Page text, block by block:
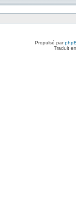
Propulsé par
Traduit